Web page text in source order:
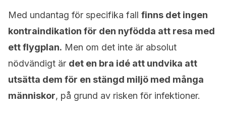
Med undantag för specifika fall finns det ingen
kontraindikation för den nyfödda att resa med
ett flygplan. Men om det inte är absolut
nödvändigt är det en bra idé att undvika att
utsätta dem för en stängd miljö med många
människor, på grund av risken för infektioner.